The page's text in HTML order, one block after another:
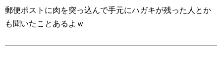
郵便ポストに肉を突っ込んで手元にハガキが残った人とか
も聞いたことあるよｗ